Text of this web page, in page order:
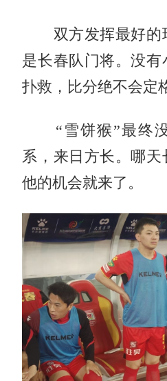
双方发挥最好的
是长春队门将。没有
扑救，比分绝不会定
“雪饼猴”最终没
系，来日方长。哪天
他的机会就来了。